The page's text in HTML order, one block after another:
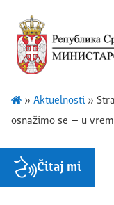
» Aktuelnosti»
osnažimo se – u
Čitaj mi